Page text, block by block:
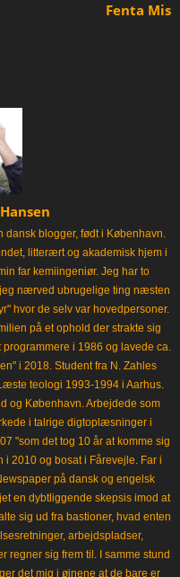
Fenta Mis
dansk blogger, født i København.
litterært og akademisk hjem i
far kemiingeniør. Jeg har to
nærved ubrugelige ting næsten
hvor de selv var hovedpersoner.
på et ophold der strakte sig
i 1986 og lavede ca.
i 2018. Student fra N. Zahles
teologi 1993-1994 i Aarhus.
og København. Arbejdede som
i talrige digtoplæsninger i
"som det tog 10 år at komme sig
i 2010 og bosat i Fårevejle. Far i
på dansk og engelsk
en dybtliggende skepsis imod at
sig ud fra bastioner, hvad enten
arbejdspladser,
regner sig frem til. I samme stund
det mig i øjnene at de bare er